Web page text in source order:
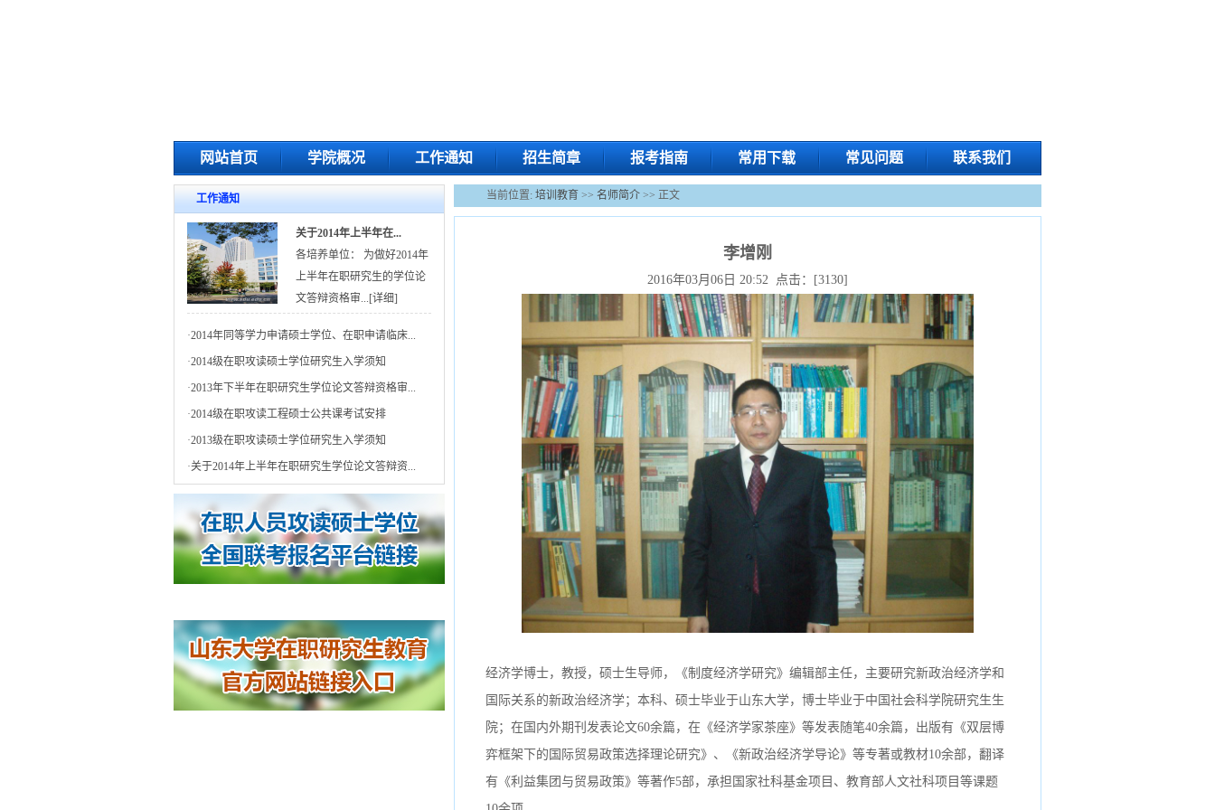
网站首页 学院概况 工作通知 招生简章 报考指南 常用下载 常见问题 联系我们
工作通知
关于2014年上半年在...
各培养单位： 为做好2014年
上半年在职研究生的学位论
文答辩资格审... [详细]
·2014年同等学力申请硕士学位、在职申请临床...
·2014级在职攻读硕士学位研究生入学须知
·2013年下半年在职研究生学位论文答辩资格审...
·2014级在职攻读工程硕士公共课考试安排
·2013级在职攻读硕士学位研究生入学须知
·关于2014年上半年在职研究生学位论文答辩资...
当前位置: 培训教育 >> 名师简介 >> 正文
李增刚
2016年03月06日 20:52 点击：[3130]
经济学博士，教授，硕士生导师，《制度经济学研究》编辑部主任，主要研究新政治经济学和
国际关系的新政治经济学；本科、硕士毕业于山东大学，博士毕业于中国社会科学院研究生生
院；在国内外期刊发表论文60余篇，在《经济学家茶座》等发表随笔40余篇，出版有《双层博
弈框架下的国际贸易政策选择理论研究》、《新政治经济学导论》等专著或教材10余部，翻译
有《利益集团与贸易政策》等著作5部，承担国家社科基金项目、教育部人文社科项目等课题